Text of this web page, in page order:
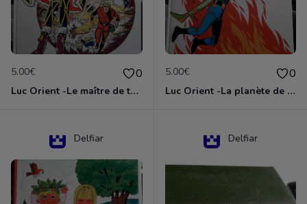
5.00€ 0
Luc Orient -Le maître de terango
5.00€ 0
Luc Orient -La planète de l'angoisse
Delfiar Delfiar